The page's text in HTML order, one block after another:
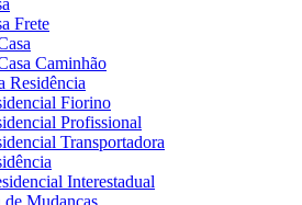
Frete
Caminhão
Residência
Fiorino
Profissional
Transportadora
Interestadual
de Mudanças